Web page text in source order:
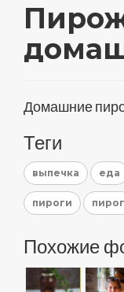
Домашние
Теги
выпечка еда
пироги пирог
Похожие